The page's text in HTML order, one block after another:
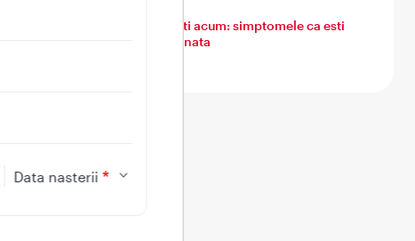
Data nasterii
Ce simti acum: simptomele ca esti
insarcinata